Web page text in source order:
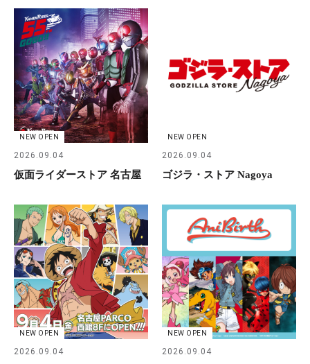
NEW OPEN
2026.09.04
仮面ライダーストア 名古屋
NEW OPEN
2026.09.04
ゴジラ・ストア Nagoya
NEW OPEN
2026.09.04
NEW OPEN
2026.09.04